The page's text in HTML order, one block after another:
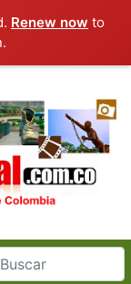
Renew now to